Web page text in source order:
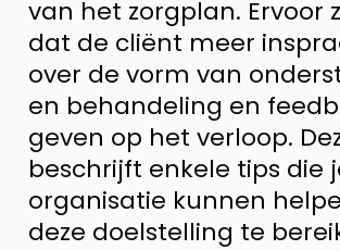
van het zorgplan. Ervoor
dat de cliënt meer
over de vorm van
en behandeling en
geven op het verloop.
beschrijft enkele tips die
organisatie kunnen
deze doelstelling te